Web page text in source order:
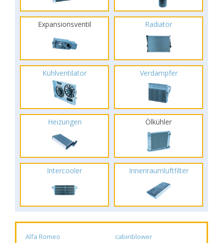
Expansionsventil Radiator
Kühlventilator Verdampfer
Heizungen Ölkühler
Intercooler Innenraumluftfilter
Alfa Romeo
cabinblower